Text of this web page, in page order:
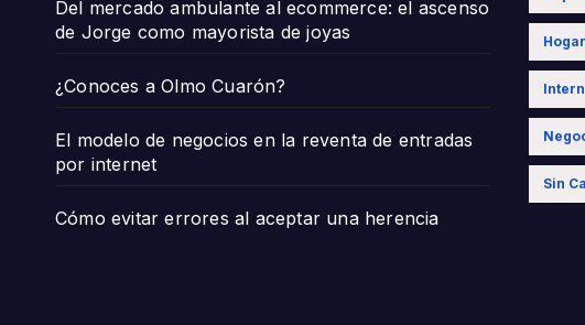
Del mercado ambulante al ecommerce: el ascenso
de Jorge como mayorista de joyas
¿Conoces a Olmo Cuarón?
El modelo de negocios en la reventa de entradas
por internet
Cómo evitar errores al aceptar una herencia
Sin